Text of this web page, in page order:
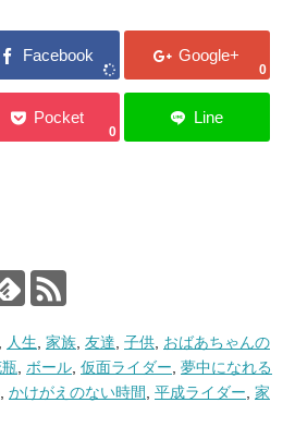
0
0
人生 家族 友達 子供 おばあちゃんの
ボール 仮面ライダー 夢中になれる
かけがえのない時間 平成ライダー 家